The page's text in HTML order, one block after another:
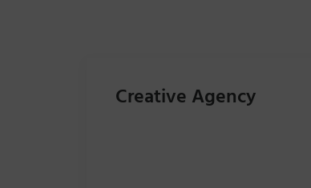
Creative Agency